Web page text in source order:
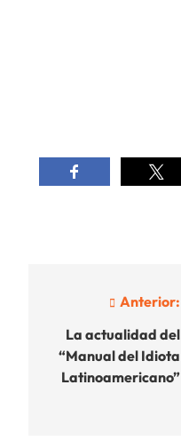
Navegación
de
entradas
Anterior:
La actualidad del
“Manual del Idiota
Latinoamericano”